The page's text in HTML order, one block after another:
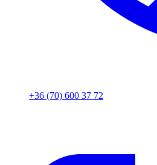
+36 (70) 600 37 72